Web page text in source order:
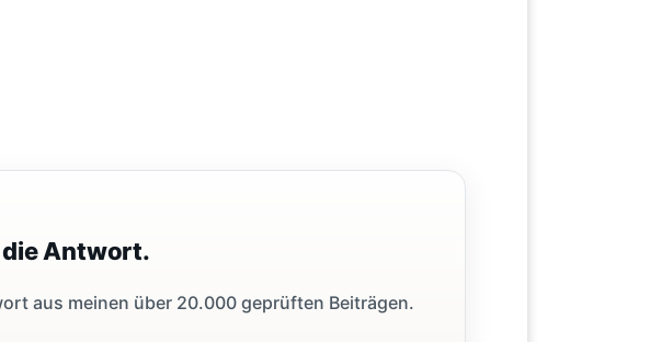
die Antwort.
aus meinen über 20.000 geprüften Beiträgen.